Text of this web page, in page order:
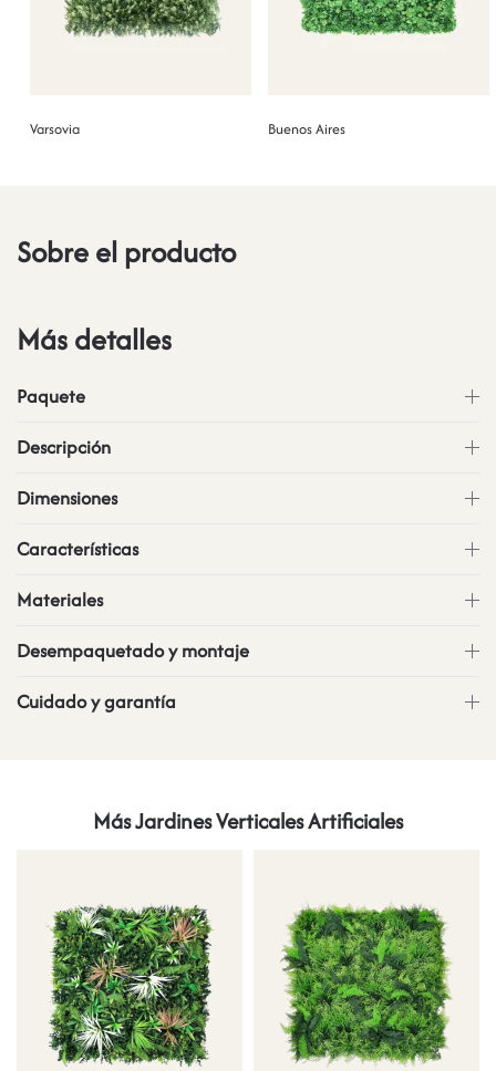
Varsovia Buenos Aires
Sobre el producto
Más detalles
Paquete
Descripción
Dimensiones
Características
Materiales
Desempaquetado y montaje
Cuidado y garantía
Más Jardines Verticales Artificiales